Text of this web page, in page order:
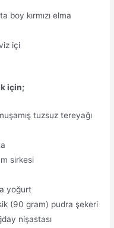
boy kırmızı elma
içi
için;
tuzsuz tereyağı
sirkesi
yoğurt
(90 gram) pudra şekeri
nişastası